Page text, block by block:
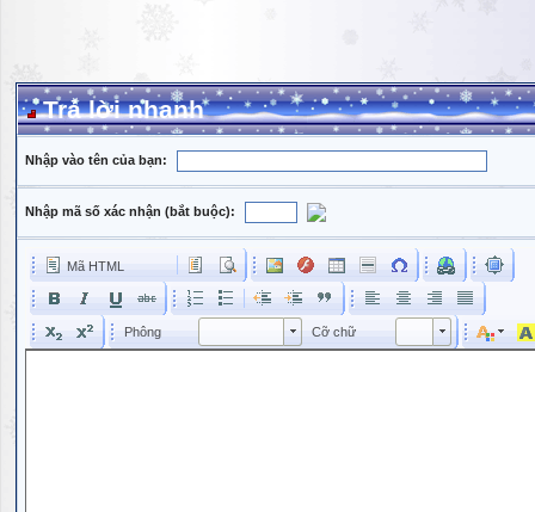
Trả lời nhanh
Nhập vào tên của bạn:
Nhập mã số xác nhận (bắt buộc):
Mã HTML
Phông Phông Cỡ chữ Kích cỡ phông